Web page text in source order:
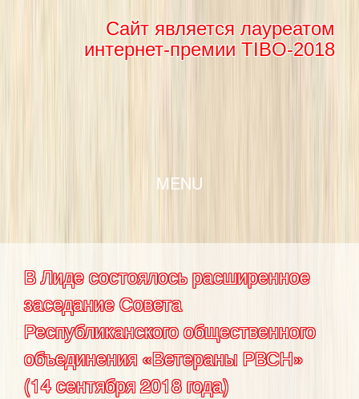
Сайт является лауреатом
интернет-премии TIBO-2018
MENU
В Лиде состоялось расширенное
заседание Совета
Республиканского общественного
объединения «Ветераны РВСН»
(14 сентября 2018 года)